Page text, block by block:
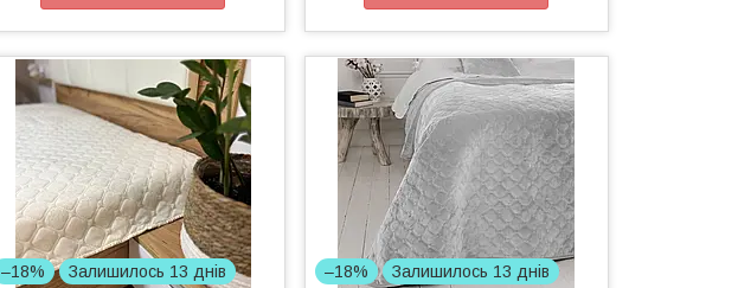
–18% Залишилось 13 днів –18% Залишилось 13 днів